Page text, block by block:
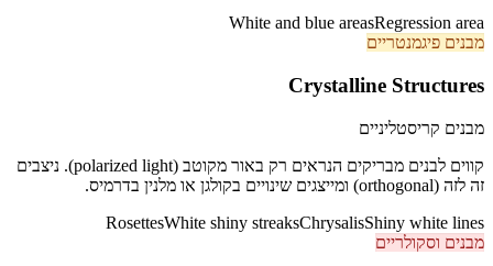
Regression area
White and blue areas
מבנים פיגמנטריים
Crystalline Structures
מבנים קריסטליניים
קווים לבנים מבריקים הנראים רק באור מקוטב (polarized light). ניצבים
זה לזה (orthogonal) ומייצגים שינויים בקולגן או מלנין בדרמיס.
Shiny white lines
Chrysalis
White shiny streaks
Rosettes
מבנים וסקולריים